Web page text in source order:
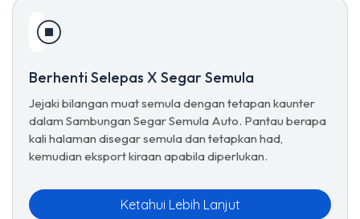
Berhenti Selepas X Segar Semula
Jejaki bilangan muat semula dengan tetapan kaunter
dalam Sambungan Segar Semula Auto. Pantau berapa
kali halaman disegar semula dan tetapkan had,
kemudian eksport kiraan apabila diperlukan.
Ketahui Lebih Lanjut